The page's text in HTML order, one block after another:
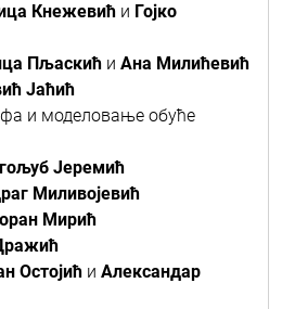
Кнежевић и Гојко
Пљаскић и Ана Милићевић
Јаћић
и моделовање обуће
Јеремић
Миливојевић
Мирић
Остојић и Александар